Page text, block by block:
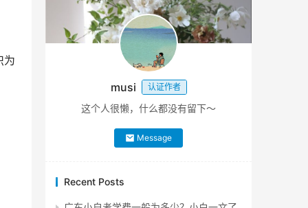
为
musi 认证作者
这个人很懒，什么都没有留下～
Message
Recent Posts